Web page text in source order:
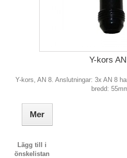
Y-kors
Y-kors, AN 8. Anslutningar: 3x AN 8
bredd:
Mer
Lägg till i
önskelistan